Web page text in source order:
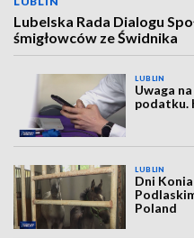
Lubelska Rada Dialogu
śmigłowców ze Świdnika
LUBLIN
Uwaga
podatku.
LUBLIN
Dni
Poland